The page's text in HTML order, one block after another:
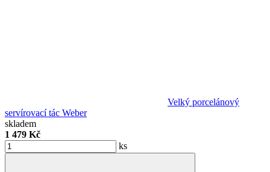
Velký porcelánový
servírovací tác Weber
skladem
1 479 Kč
ks